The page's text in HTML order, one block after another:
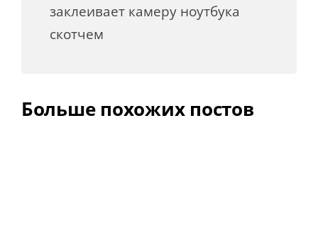
заклеивает камеру ноутбука
скотчем
Больше похожих постов